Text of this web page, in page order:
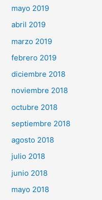
mayo 2019
abril 2019
marzo 2019
febrero 2019
diciembre 2018
noviembre 2018
octubre 2018
septiembre 2018
agosto 2018
julio 2018
junio 2018
mayo 2018